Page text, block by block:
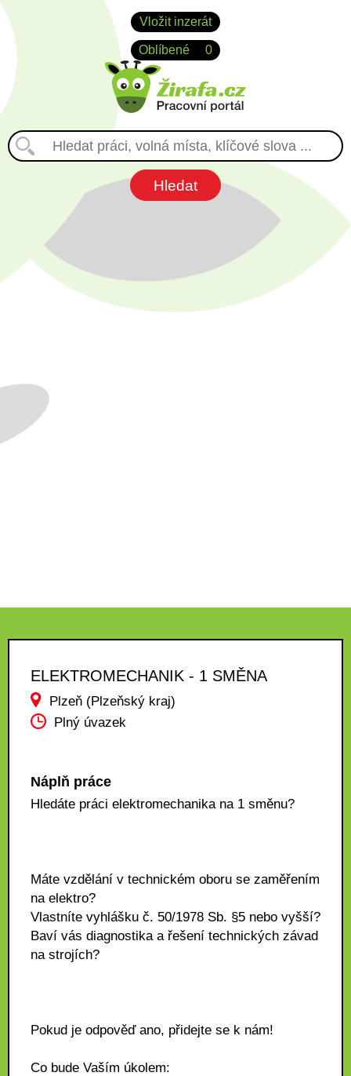
Vložit inzerát
Oblíbené 0
ELEKTROMECHANIK - 1 SMĚNA
Plzeň (Plzeňský kraj)
Plný úvazek
Náplň práce
Hledáte práci elektromechanika na 1 směnu?
Máte vzdělání v technickém oboru se zaměřením
na elektro?
Vlastníte vyhlášku č. 50/1978 Sb. §5 nebo vyšší?
Baví vás diagnostika a řešení technických závad
na strojích?
Pokud je odpověď ano, přidejte se k nám!
Co bude Vaším úkolem: